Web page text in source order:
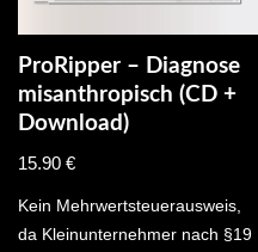
ProRipper – Diagnose
misanthropisch (CD +
Download)
15.90 €
Kein Mehrwertsteuerausweis,
da Kleinunternehmer nach §19